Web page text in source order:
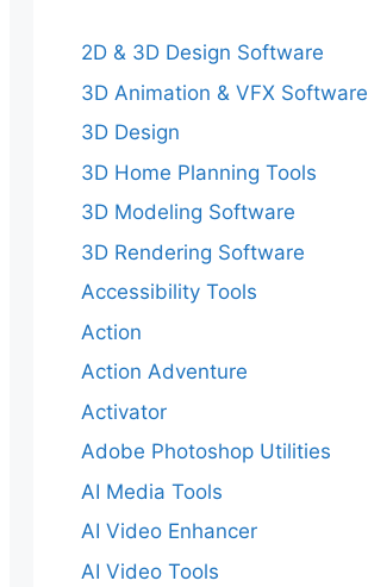
2D & 3D Design Software
3D Animation & VFX Software
3D Design
3D Home Planning Tools
3D Modeling Software
3D Rendering Software
Accessibility Tools
Action
Action Adventure
Activator
Adobe Photoshop Utilities
AI Media Tools
AI Video Enhancer
AI Video Tools